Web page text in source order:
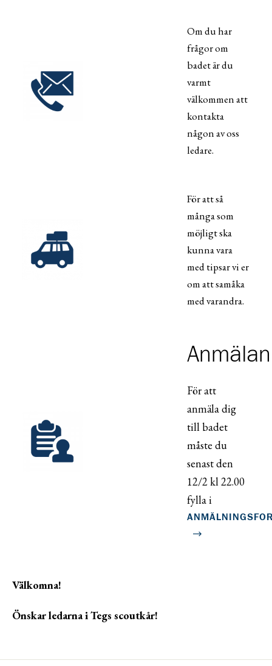
Om du har
frågor om
badet är du
varmt
välkommen att
kontakta
någon av oss
ledare.
För att så
många som
möjligt ska
kunna vara
med tipsar vi er
om att samåka
med varandra.
Anmälan
För att
anmäla dig
till badet
måste du
senast den
12/2 kl 22.00
fylla i
Välkomna!
Önskar ledarna i Tegs scoutkår!